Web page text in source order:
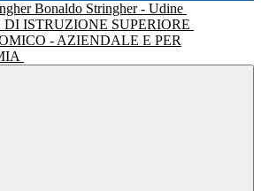
Bonaldo Stringher - Udine
ISTRUZIONE SUPERIORE
- AZIENDALE E PER